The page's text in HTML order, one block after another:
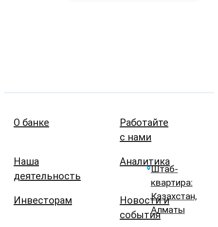
О банке
Наша
деятельность
Инвесторам
Работайте
с нами
Аналитика
Новости и
события
Штаб-
квартира:
Казахстан,
Алматы